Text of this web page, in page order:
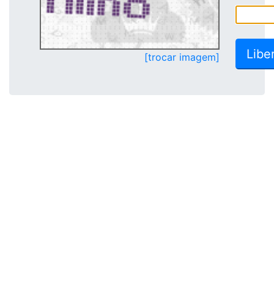
[trocar imagem]